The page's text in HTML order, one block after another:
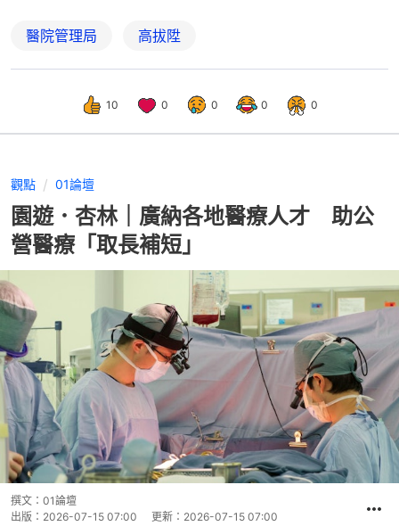
醫院管理局 高拔陞
10 0 0 0 0
觀點 01論壇
園遊．杏林｜廣納各地醫療人才 助公
營醫療「取長補短」
撰文： 01論壇
出版： 2026-07-15 07:00 更新： 2026-07-15 07:00